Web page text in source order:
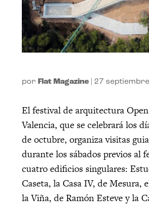
por Flat Magazine| 27
El festival de arquitectura
Valencia, que se celebrará los
de octubre, organiza visitas
durante los sábados previos al
cuatro edificios singulares:
Caseta, la Casa IV, de Mesura,
la Viña, de Ramón Esteve y la